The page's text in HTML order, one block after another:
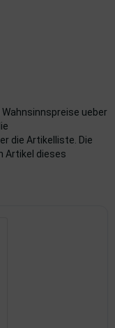
ueber
die Artikelliste. Die
Artikel dieses